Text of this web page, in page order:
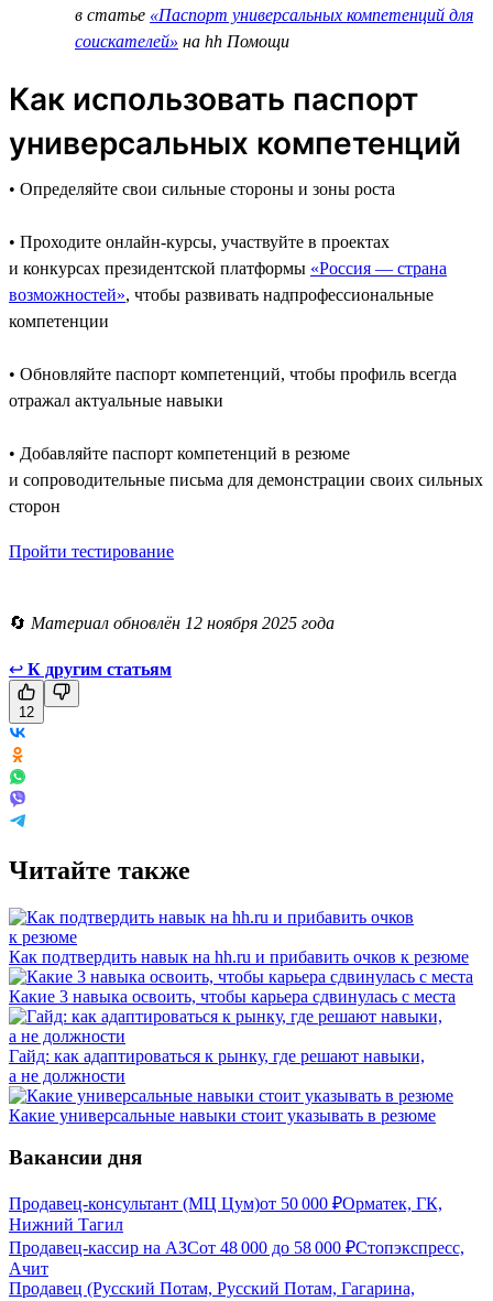
в статье «Паспорт универсальных компетенций для
соискателей» на hh Помощи
Как использовать паспорт
универсальных компетенций
• Определяйте свои сильные стороны и зоны роста
• Проходите онлайн-курсы, участвуйте в проектах
и конкурсах президентской платформы «Россия — страна
возможностей», чтобы развивать надпрофессиональные
компетенции
• Обновляйте паспорт компетенций, чтобы профиль всегда
отражал актуальные навыки
• Добавляйте паспорт компетенций в резюме
и сопроводительные письма для демонстрации своих сильных
сторон
Пройти тестирование
🔄 Материал обновлён 12 ноября 2025 года
↩ К другим статьям
12
Читайте также
Как подтвердить навык на hh.ru и прибавить очков к резюме
Какие 3 навыка освоить, чтобы карьера сдвинулась с места
Гайд: как адаптироваться к рынку, где решают навыки,
а не должности
Какие универсальные навыки стоит указывать в резюме
Вакансии дня
Продавец-консультант (МЦ Цум)от 50 000 ₽Орматек, ГК,
Нижний Тагил
Продавец-кассир на АЗСот 48 000 до 58 000 ₽Стопэкспресс,
Ачит
Продавец (Русский Потам, Русский Потам, Гагарина,